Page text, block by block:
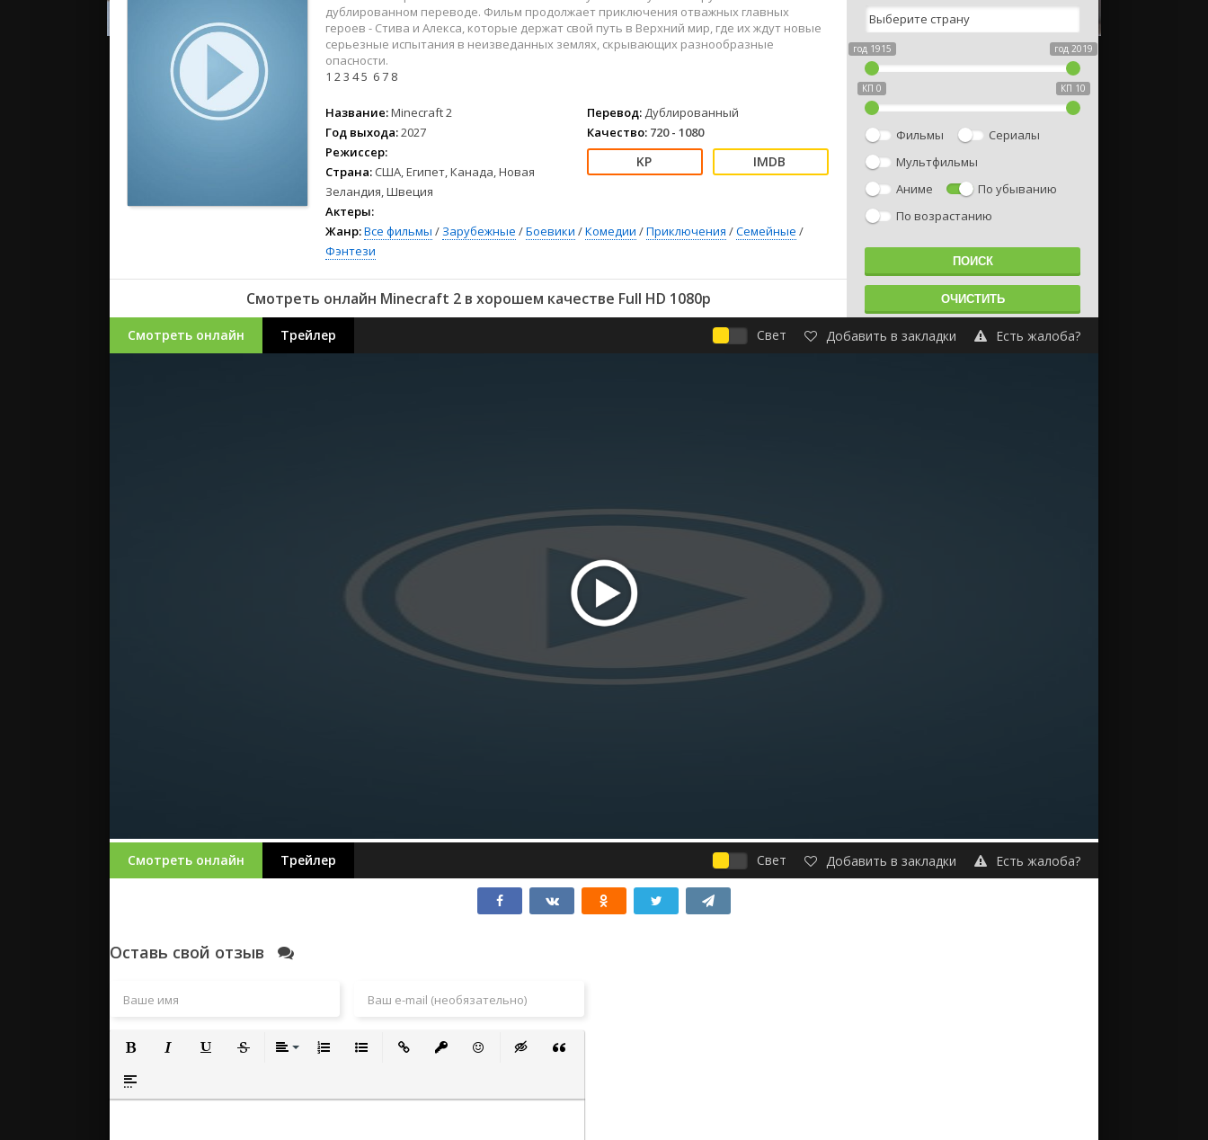
2022
2021
СССР
Зарубежные
Детские
Драмы
Спорт
Триллеры
Фэнтези
2022
2021
СССР
Фильмы из соцетей
дублированном переводе. Фильм продолжает приключения отважных главных
героев - Стива и Алекса, которые держат свой путь в Верхний мир, где их ждут новые
серьезные испытания в неизведанных землях, скрывающих разнообразные
опасности.
1 23 45 67 8
Название:Minecraft 2
Год выхода:2027
Режиссер:
Страна: США, Египет, Канада, Новая
Зеландия, Швеция
Перевод: Дублированный
Качество: 720 - 1080
Актеры:
Жанр:Все фильмы / Зарубежные /Боевики /Комедии /Приключения /Семейные /
Фэнтези
Смотреть онлайн Minecraft 2 в хорошем качестве Full HD 1080p
год 1915 год 2019
КП 0 КП 10
Фильмы
Сериалы
Мультфильмы
Аниме
По убыванию
По возрастанию
Смотреть онлайн Трейлер Свет Добавить в закладки Есть жалоба?
Смотреть онлайн Трейлер Свет Добавить в закладки Есть жалоба?
Оставь свой отзыв
Полужирный
Вставка спойлера